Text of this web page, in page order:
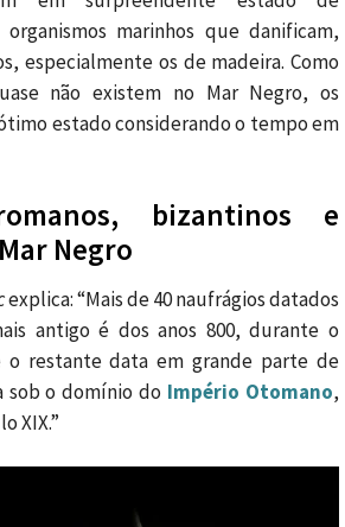
organismos marinhos que danificam,
especialmente os de madeira. Como
não existem no Mar Negro, os
estado considerando o tempo em
bizantinos e
Negro
explica: “Mais de 40 naufrágios datados
antigo é dos anos 800, durante o
o restante data em grande parte de
sob o domínio do Império Otomano,
XIX.”